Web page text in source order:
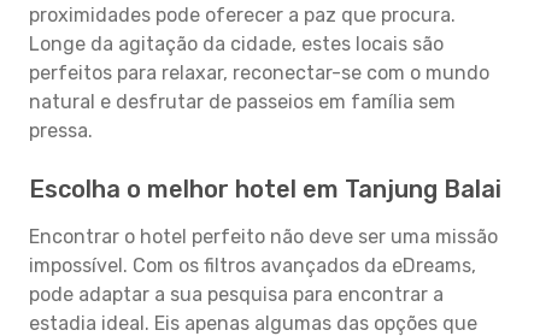
proximidades pode oferecer a paz que procura.
Longe da agitação da cidade, estes locais são
perfeitos para relaxar, reconectar-se com o mundo
natural e desfrutar de passeios em família sem
pressa.
Escolha o melhor hotel em Tanjung Balai
Encontrar o hotel perfeito não deve ser uma missão
impossível. Com os filtros avançados da eDreams,
pode adaptar a sua pesquisa para encontrar a
estadia ideal. Eis apenas algumas das opções que